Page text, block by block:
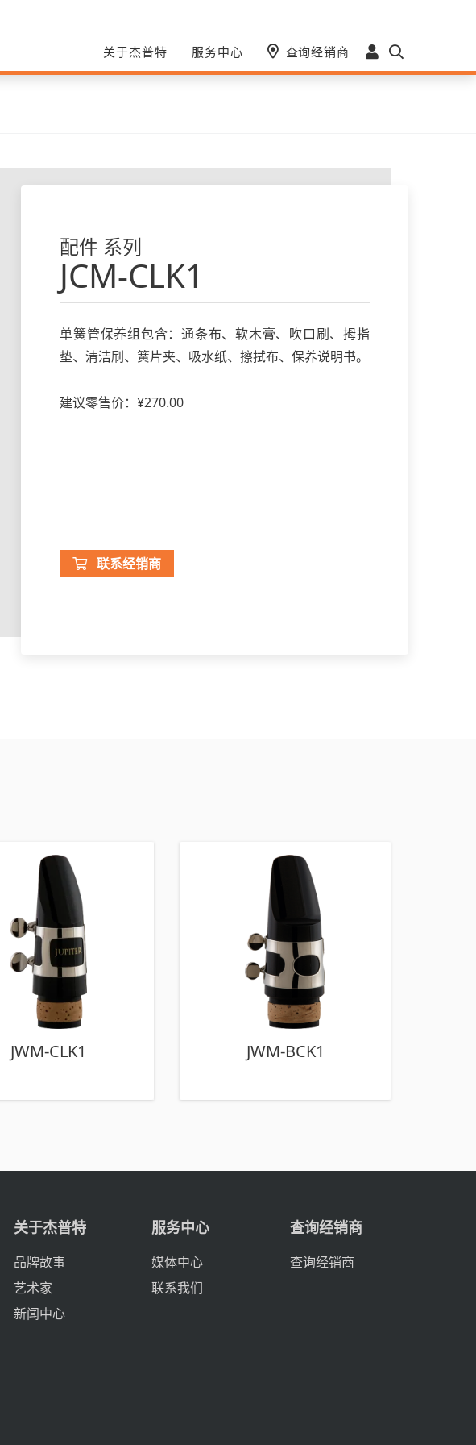
关于杰普特 服务中心 查询经销商
配件 系列
JCM-CLK1
单簧管保养组包含：通条布、软木膏、吹口刷、拇指
垫、清洁刷、簧片夹、吸水纸、擦拭布、保养说明书。
建议零售价：¥270.00
联系经销商
JWM-CLK1 JWM-BCK1
关于杰普特
品牌故事
艺术家
新闻中心
服务中心
媒体中心
联系我们
查询经销商
查询经销商